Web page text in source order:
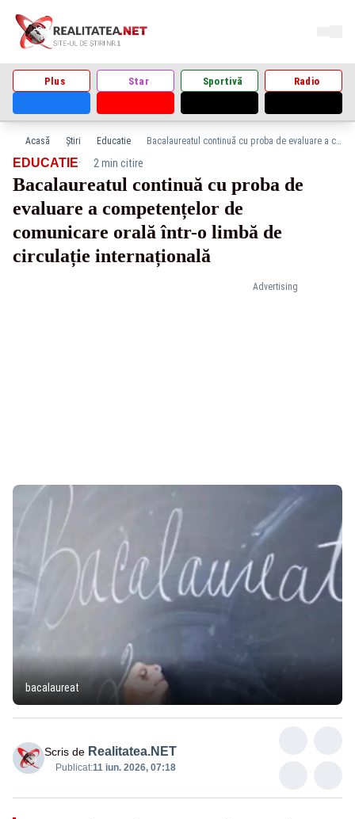
Plus Star Sportivă Radio
Acasă Știri Educatie Bacalaureatul continuă cu proba de evaluare a competențelor de comunicare orală într-o limbă de circulație internațională
Advertising
EDUCATIE· 2 min citire
Bacalaureatul continuă cu proba de
evaluare a competențelor de
comunicare orală într-o limbă de
circulație internațională
bacalaureat
Scris de Realitatea.NET
Publicat:11 iun. 2026, 07:18